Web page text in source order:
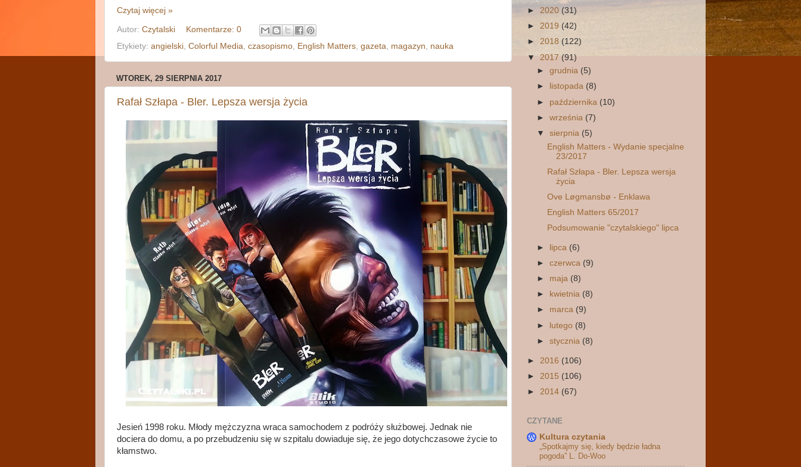
Czytaj więcej »
Autor: Czytalski
Komentarze: 0
Etykiety: angielski Colorful Media czasopismo English Matters gazeta magazyn nauka
WTOREK, 29 SIERPNIA 2017
Rafał Szłapa - Bler. Lepsza wersja życia
Jesień 1998 roku. Młody mężczyzna wraca samochodem z podróży służbowej. Jednak nie
dociera do domu, a po przebudzeniu się w szpitalu dowiaduje się, że jego dotychczasowe życie to
kłamstwo.
► 2020 (31)
► 2019 (42)
► 2018 (122)
▼ 2017 (91)
►grudnia (5)
►
listopada (8)
► października (10)
►września (7)
▼sierpnia (5)
English Matters - Wydanie specjalne
23/2017
Rafał Szłapa - Bler. Lepsza wersja
życia
Ove Løgmansbø - Enklawa
English Matters 65/2017
Podsumowanie "czytalskiego" lipca
► lipca (6)
►czerwca (9)
► maja (8)
►
kwietnia (8)
► marca (9)
► lutego (8)
►stycznia (8)
► 2016 (106)
► 2015 (106)
► 2014 (67)
CZYTANE
Kultura czytania
„Spotkajmy się, kiedy będzie ładna
pogoda” L. Do-Woo